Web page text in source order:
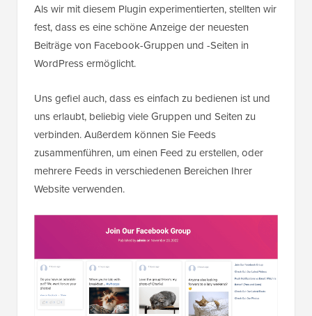
Als wir mit diesem Plugin experimentierten, stellten wir
fest, dass es eine schöne Anzeige der neuesten
Beiträge von Facebook-Gruppen und -Seiten in
WordPress ermöglicht.
Uns gefiel auch, dass es einfach zu bedienen ist und
uns erlaubt, beliebig viele Gruppen und Seiten zu
verbinden. Außerdem können Sie Feeds
zusammenführen, um einen Feed zu erstellen, oder
mehrere Feeds in verschiedenen Bereichen Ihrer
Website verwenden.